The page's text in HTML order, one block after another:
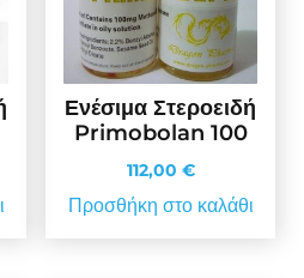
Ενέσιμα Στεροειδή
Primobolan 100
112,00 €
Προσθήκη στο καλάθι